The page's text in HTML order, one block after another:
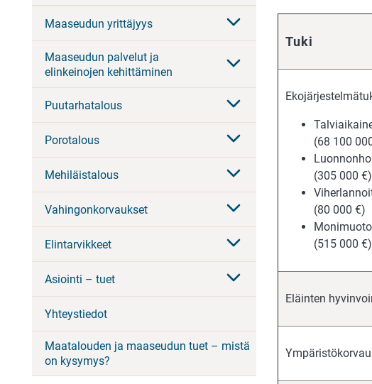
Maaseudun yrittäjyys
Maaseudun palvelut ja
elinkeinojen kehittäminen
Puutarhatalous
Porotalous
Mehiläistalous
Vahingonkorvaukset
Elintarvikkeet
Asiointi – tuet
Yhteystiedot
Maatalouden ja maaseudun tuet – mistä
on kysymys?
Tuki
(68 100
(305 000 €)
(80 000 €)
(515 000 €)
Eläinten